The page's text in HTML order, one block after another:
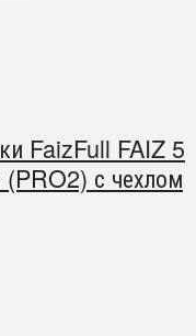
FaizFull FAIZ 5
с чехлом